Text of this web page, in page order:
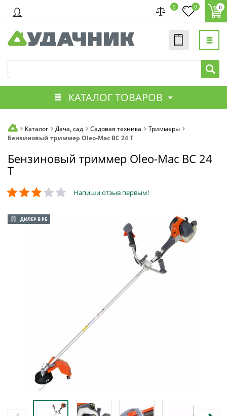
0 0 0
КАТАЛОГ ТОВАРОВ
Каталог Дача, сад Садовая техника
Триммеры
Бензиновый триммер Oleo-Mac BC 24 T
Бензиновый триммер Oleo-Mac BC 24
T
Напиши отзыв первым!
ДИЛЕР В РБ